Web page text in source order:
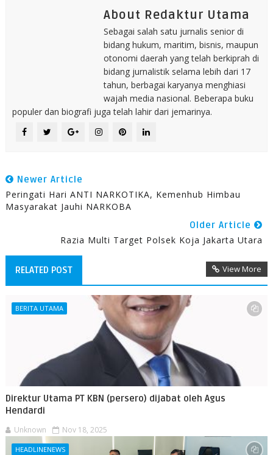
About Redaktur Utama
Sebagai salah satu jurnalis senior di
bidang hukum, maritim, bisnis, maupun
otonomi daerah yang telah berkiprah di
bidang jurnalistik selama lebih dari 17
tahun, berbagai karyanya menghiasi
wajah media nasional. Beberapa buku
populer dan biografi juga telah lahir dari jemarinya.
Newer Article
Peringati Hari ANTI NARKOTIKA, Kemenhub Himbau
Masyarakat Jauhi NARKOBA
Older Article
Razia Multi Target Polsek Koja Jakarta Utara
RELATED POST View More
BERITA UTAMA
Direktur Utama PT KBN (persero) dijabat oleh Agus
Hendardi
Unknown Nov 18, 2025
HEADLINENEWS